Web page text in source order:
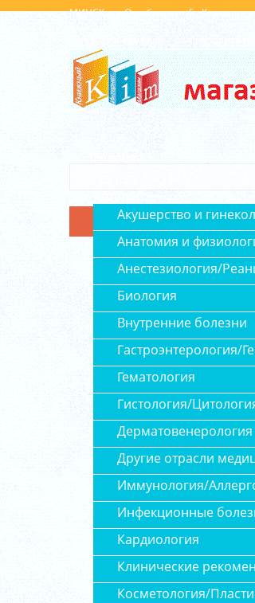
МИНСК, ул. Октябрьская, 5 ,
Выходной: Сб, Вс
+375 (29) 143 0008
+375(29) 879
Акушерство и
Анатомия и
Анестезиология/
Биология
Внутренние болезни
Гастроэнтерология/
Гематология
Гистология/
Дерматовенерология
Другие отрасли
Иммунология/
Инфекционные
Кардиология
Клинические
Косметология/